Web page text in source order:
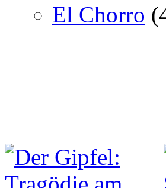
El Chorro